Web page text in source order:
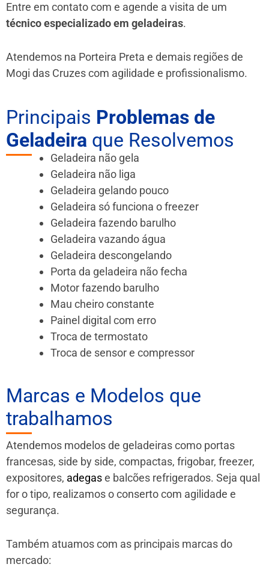
Entre em contato com e agende a visita de um
técnico especializado em geladeiras.
Atendemos na Porteira Preta e demais regiões de
Mogi das Cruzescom agilidade e profissionalismo.
Principais Problemas de
Geladeira que Resolvemos
Geladeira não gela
Geladeira não liga
Geladeira gelando pouco
Geladeira só funciona o freezer
Geladeira fazendo barulho
Geladeira vazando água
Geladeira descongelando
Porta da geladeira não fecha
Motor fazendo barulho
Mau cheiro constante
Painel digital com erro
Troca de termostato
Troca de sensor e compressor
Marcas e Modelos que
trabalhamos
Atendemos modelos de geladeiras como portas
francesas, side by side, compactas, frigobar, freezer,
expositores, adegase balcões refrigerados. Seja qual
for o tipo, realizamos o conserto com agilidade e
segurança.
Também atuamos com as principais marcas do
mercado: